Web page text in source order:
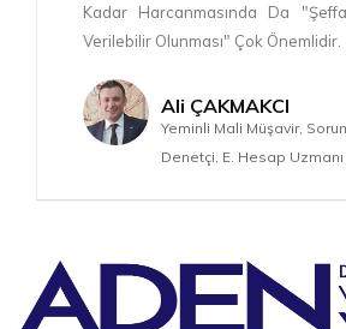
Kadar Harcanmasında Da
Verilebilir Olunması" Çok Önemlidir.
Ali ÇAKMAKCI
Yeminli Mali Müşavir,
Denetçi, E. Hesap Uzmanı